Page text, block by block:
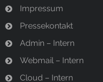
s
Impressum
Pressekontakt
Admin – Intern
Webmail – Intern
Cloud – Intern